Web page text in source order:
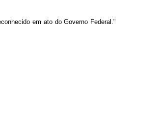
em ato do Governo Federal."